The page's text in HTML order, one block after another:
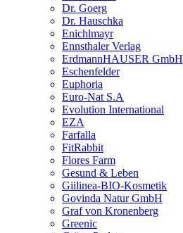
Dr. Goerg
Dr. Hauschka
Enichlmayr
Ennsthaler Verlag
ErdmannHAUSER GmbH
Eschenfelder
Euphoria
Euro-Nat S.A
Evolution International
EZA
Farfalla
FitRabbit
Flores Farm
Gesund & Leben
Giilinea-BIO-Kosmetik
Govinda Natur GmbH
Graf von Kronenberg
Greenic